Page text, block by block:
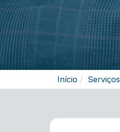
Início Serviços